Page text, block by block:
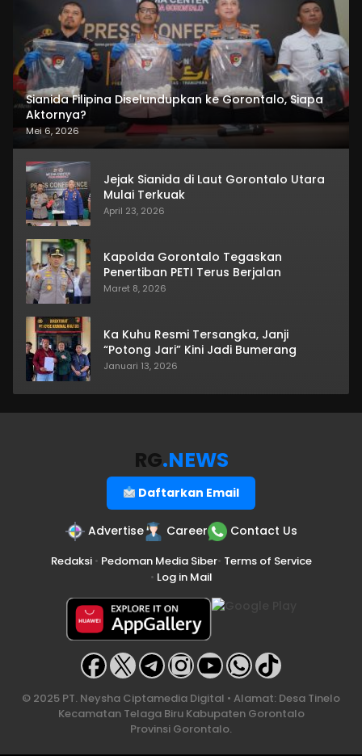
Sianida Filipina Diselundupkan ke Gorontalo, Siapa
Aktornya?
Mei 6, 2026
Jejak Sianida di Laut Gorontalo Utara
Mulai Terkuak
April 23, 2026
Kapolda Gorontalo Tegaskan
Penertiban PETI Terus Berjalan
Maret 8, 2026
Ka Kuhu Resmi Tersangka, Janji
“Potong Jari” Kini Jadi Bumerang
Januari 13, 2026
RG.NEWS
Daftarkan Email
Advertise Career Contact Us
Redaksi• Pedoman Media Siber• Terms of Service
• Log in Mail
© 2025 PT. Neysha Ciptamedia Digital • Alamat: Desa Tinelo
Kecamatan Telaga Biru Kabupaten Gorontalo
Provinsi Gorontalo.